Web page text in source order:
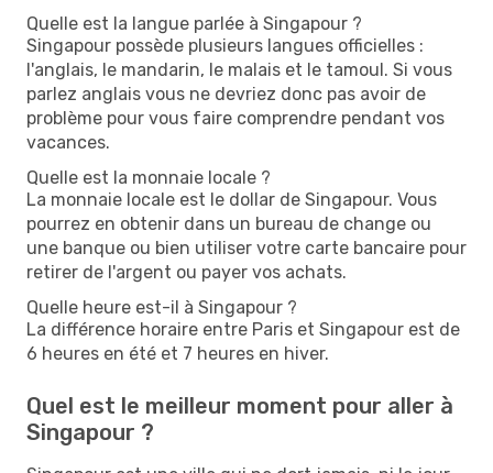
Quelle est la langue parlée à Singapour ?
Singapour possède plusieurs langues officielles :
l'anglais, le mandarin, le malais et le tamoul. Si vous
parlez anglais vous ne devriez donc pas avoir de
problème pour vous faire comprendre pendant vos
vacances.
Quelle est la monnaie locale ?
La monnaie locale est le dollar de Singapour. Vous
pourrez en obtenir dans un bureau de change ou
une banque ou bien utiliser votre carte bancaire pour
retirer de l'argent ou payer vos achats.
Quelle heure est-il à Singapour ?
La différence horaire entre Paris et Singapour est de
6 heures en été et 7 heures en hiver.
Quel est le meilleur moment pour aller à
Singapour ?